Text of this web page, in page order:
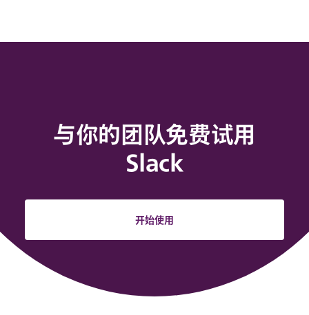
与你的团队免费试用
Slack
开始使用